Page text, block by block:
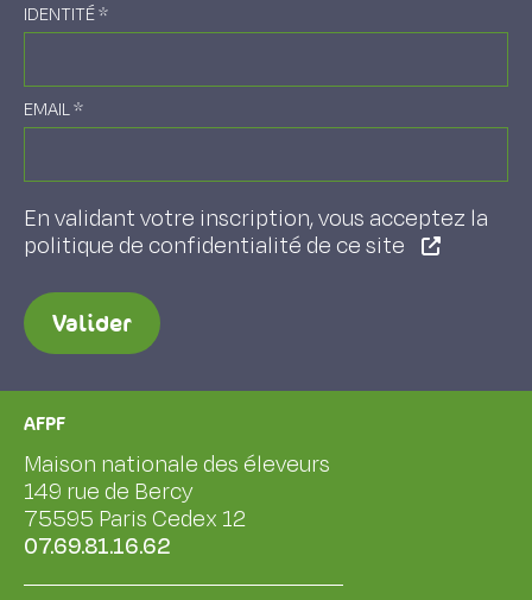
IDENTITÉ*
EMAIL*
En validant votre inscription, vous acceptez la
politique de confidentialité de ce site
Valider
AFPF
Maison nationale des éleveurs
149 rue de Bercy
75595 Paris Cedex 12
07.69.81.16.62